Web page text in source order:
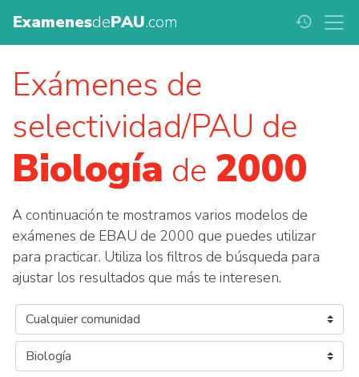
ExamenesdePAU.com history
Exámenes de
selectividad/PAU de
Biología de 2000
A continuación te mostramos varios modelos de
exámenes de EBAU de 2000 que puedes utilizar
para practicar. Utiliza los filtros de búsqueda para
ajustar los resultados que más te interesen.